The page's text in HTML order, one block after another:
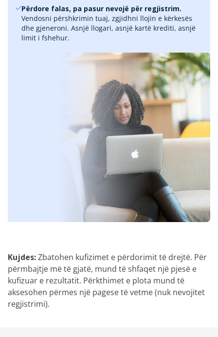
Përdore falas, pa pasur nevojë për regjistrim.
Vendosni përshkrimin tuaj, zgjidhni llojin e kërkesës
dhe gjeneroni. Asnjë llogari, asnjë kartë krediti, asnjë
limit i fshehur.
Kujdes:Zbatohen kufizimet e përdorimit të drejtë. Për
përmbajtje më të gjatë, mund të shfaqet një pjesë e
kufizuar e rezultatit. Përkthimet e plota mund të
aksesohen përmes një pagese të vetme (nuk nevojitet
regjistrimi).